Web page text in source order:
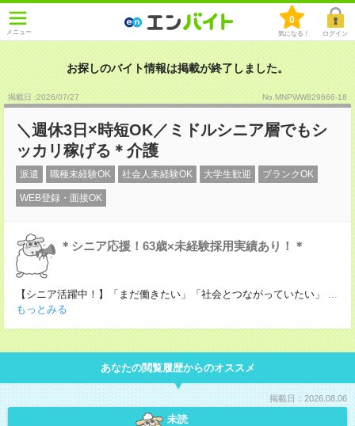
メニュー
0
気になる！ ログイン
お探しのバイト情報は掲載が終了しました。
掲載日 :2026/07/27 No.MNPWW829666-18
＼週休3日×時短OK／ミドルシニア層でもシ
ッカリ稼げる＊介護
派遣 職種未経験OK 社会人未経験OK 大学生歓迎 ブランクOK
WEB登録・面接OK
＊シニア応援！63歳×未経験採用実績あり！＊
【シニア活躍中！】「まだ働きたい」「社会とつながっていたい」
...
もっとみる
あなたの閲覧履歴からのオススメ
掲載日：2026.08.06
未読